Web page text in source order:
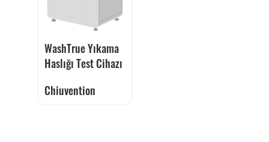
WashTrue Yıkama
Haslığı Test Cihazı
Chiuvention